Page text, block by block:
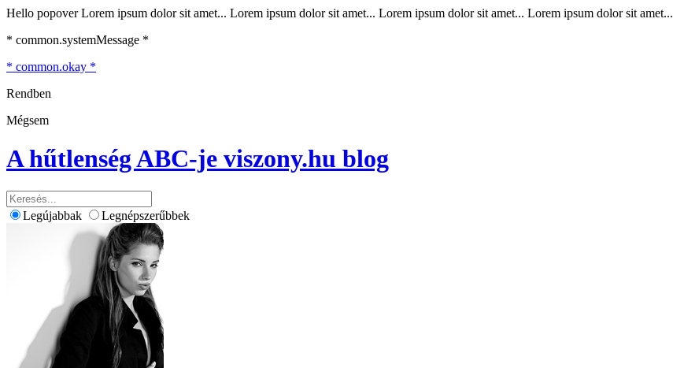
Hello popover Lorem ipsum dolor sit amet... Lorem ipsum dolor sit amet... Lorem ipsum dolor sit amet... Lorem ipsum dolor sit amet...
* common.systemMessage *
* common.okay *
Rendben
Mégsem
A hűtlenség ABC-je viszony.hu blog
Legújabbak Legnépszerűbbek